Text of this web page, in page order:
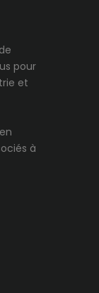
pour
et
à